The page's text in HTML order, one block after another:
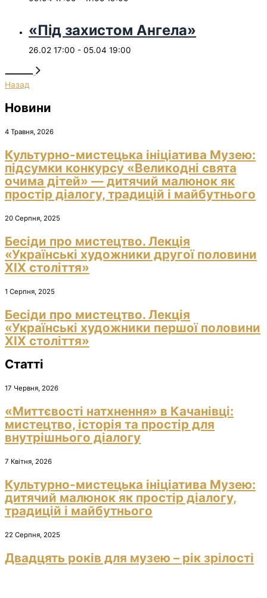
«Під захистом Ангела»
26.02 17:00 - 05.04 19:00
Назад
Новини
4 Травня, 2026
Культурно-мистецька ініціатива Музею:
підсумки конкурсу «Великодні свята
очима дітей» — дитячий малюнок як
простір діалогу, традицій і майбутнього
20 Серпня, 2025
Бесіди про мистецтво. Лекція
«Українські художники другої половини
ХІХ століття»
1 Серпня, 2025
Бесіди про мистецтво. Лекція
«Українські художники першої половини
ХІХ століття»
Статті
17 Червня, 2026
«Миттєвості натхнення» в Качанівці:
мистецтво, історія та простір для
внутрішнього діалогу
7 Квітня, 2026
Культурно-мистецька ініціатива Музею:
дитячий малюнок як простір діалогу,
традицій і майбутнього
22 Серпня, 2025
Двадцять років для музею – рік зрілості